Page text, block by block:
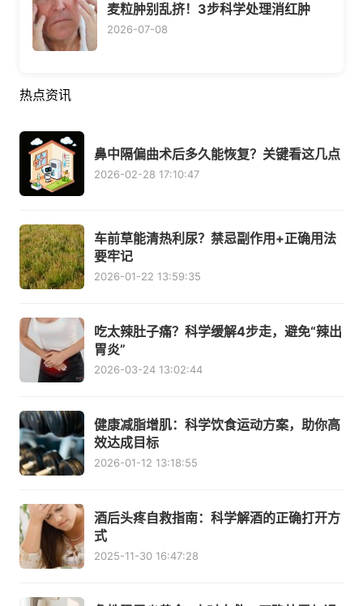
麦粒肿别乱挤！3步科学处理消红肿
2026-07-08
热点资讯
鼻中隔偏曲术后多久能恢复？关键看这几点
2026-02-28 17:10:47
车前草能清热利尿？禁忌副作用+正确用法
要牢记
2026-01-22 13:59:35
吃太辣肚子痛？科学缓解4步走，避免“辣出
胃炎”
2026-03-24 13:02:44
健康减脂增肌：科学饮食运动方案，助你高
效达成目标
2026-01-12 13:18:55
酒后头疼自救指南：科学解酒的正确打开方
式
2025-11-30 16:47:28